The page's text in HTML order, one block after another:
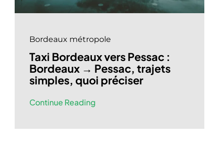
Bordeaux métropole
Taxi Bordeaux vers Pessac :
Bordeaux → Pessac, trajets
simples, quoi préciser
Continue Reading